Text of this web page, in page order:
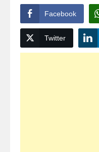
Facebook
Twitter